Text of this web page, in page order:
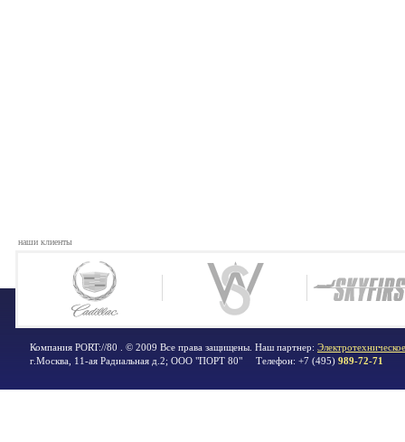
наши клиенты
Компания PORT://80 . © 2009 Все права защищены. Наш партнер:
г.Москва 11-ая Радиальная д.2; ООО "ПОРТ 80" Телефон: +7 (495) 989-72-71